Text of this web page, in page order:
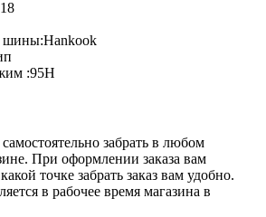
шины:Hankook
:95H
забрать в любом
При оформлении заказа вам
точке забрать заказ вам удобно.
в рабочее время магазина в